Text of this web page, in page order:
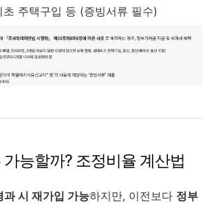
주택구입 등 (증빙서류 필수)
능할까? 조정비율 계산법
과 시 재가입 가능하지만, 이전보다 정부